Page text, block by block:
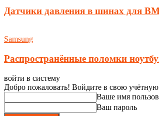
Датчики давления в шинах для
Samsung
Распространённые поломки
войти в систему
Добро пожаловать! Войдите в свою учётную
Ваше имя
Ваш пароль